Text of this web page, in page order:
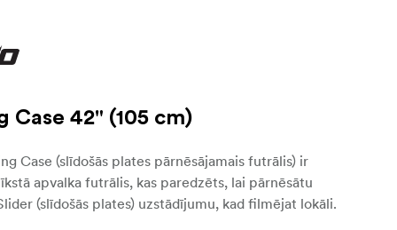
Case 42" (105 cm)
Case (slīdošās plates pārnēsājamais futrālis) ir
apvalka futrālis, kas paredzēts, lai pārnēsātu
(slīdošās plates) uzstādījumu, kad filmējat lokāli.